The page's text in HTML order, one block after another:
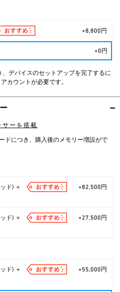
+8,800円
+0円
デバイスのセットアップを完了するに
カウントが必要です。
ーを搭載
ドにつき、購入後のメモリー増設がで
ド) ＋
+82,500円
ド) ＋
+27,500円
ド) ＋
+55,000円